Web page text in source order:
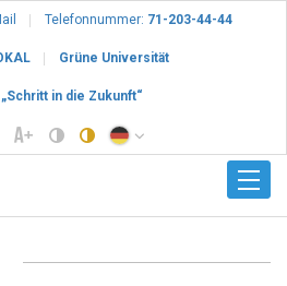
Telefonnummer: 71-203-44-44
Grüne Universität
in die Zukunft“